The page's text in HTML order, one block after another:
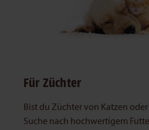
Für Züchter
Bist du Züchter von Katzen
Suche nach hochwertigem